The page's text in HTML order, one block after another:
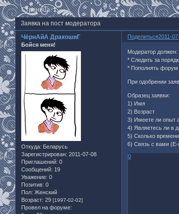
Заявка на пост модератора
Страница:1
Поделиться2011-
ЧёрнАйА ДракошиГ
Бойся меня!
Откуда: Беларусь
Зарегистрирован: 2011-07-08
Приглашений: 0
Сообщений: 19
Уважение: 0
Позитив: 0
Пол: Женский
Возраст: 29 [1997-02-02]
Провел на форуме:
Модератор должен:
* Следить за
* Пополнять форум
При одобрении
Образец заявки:
1) Имя
2) Возраст
3) Имеете ли опыт
4) Являетесь ли в
5) Сколько
6) Связь с вами (E-
0